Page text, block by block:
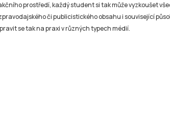
prostředí, každý student si tak může vyzkoušet
či publicistického obsahu i související
se tak na praxi v různých typech médií.